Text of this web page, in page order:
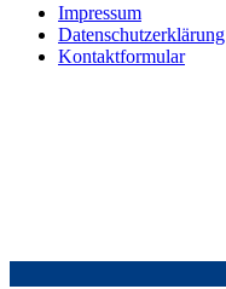
Impressum
Datenschutzerklärung
Kontaktformular